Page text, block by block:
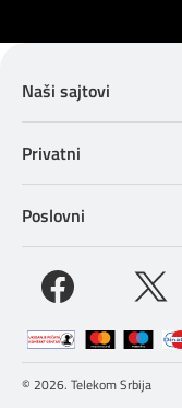
Naši sajtovi
Privatni
Poslovni
© 2026. Telekom Srbija